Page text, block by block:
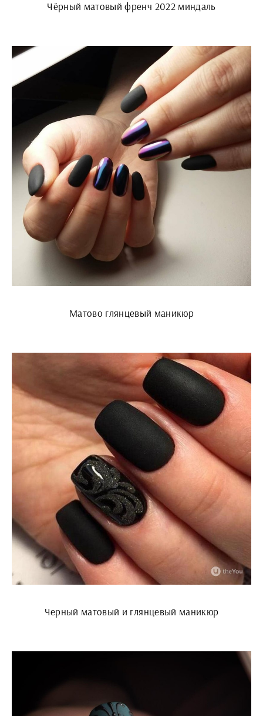
Чёрный матовый френч 2022 миндаль
Матово глянцевый маникюр
Черный матовый и глянцевый маникюр